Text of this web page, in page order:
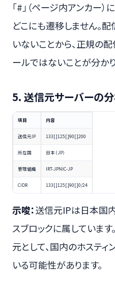
「#」（ページ内アンカー
どこにも遷移しません。
いないことから、正規の
ールではないことが分かり
5. 送信元サーバーの
項目 内容
送信元IP 133[.]125[.]90[.]200
所在国 日本（JP）
管理組織 IRT-JPNIC-JP
CIDR 133[.]125[.]90[.]0/24
示唆：送信元IPは日本国
スブロックに属しています
元として、国内のホステ
いる可能性があります。